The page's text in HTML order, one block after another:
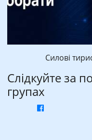
Силові
Слідкуйте за
групах